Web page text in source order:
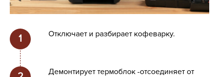
Отключает и разбирает кофеварку.
Демонтирует термоблок -отсоединяет от